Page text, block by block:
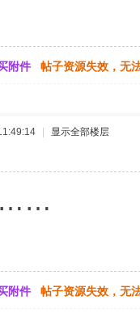
附件 帖子资源失效，无
显示全部楼层
附件 帖子资源失效，无